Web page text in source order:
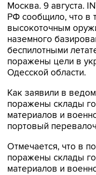
Москва. 9 августа.
РФ сообщило, что в
высокоточным
наземного
беспилотными
поражены цели в
Одесской области.
Как заявили в
поражены склады
материалов и
портовый
Отмечается, что в
поражены склады
материалов и